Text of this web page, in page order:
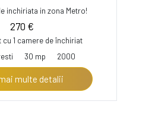
inchiriata in zona Metro!
270 €
cu 1 camere de închiriat
30 mp 2000
multe detalii